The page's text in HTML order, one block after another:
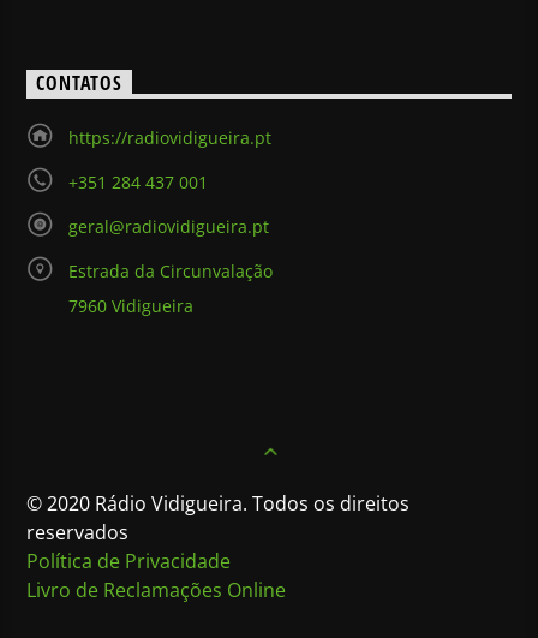
CONTATOS
https://radiovidigueira.pt
+351 284 437 001
geral@radiovidigueira.pt
Estrada da Circunvalação
7960 Vidigueira
© 2020 Rádio Vidigueira. Todos os direitos
reservados
Política de Privacidade
Livro de Reclamações Online